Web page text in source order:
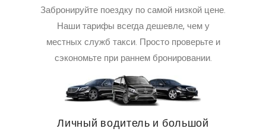
Забронируйте поездку по самой низкой цене.
Наши тарифы всегда дешевле, чем у
местных служб такси. Просто проверьте и
сэкономьте при раннем бронировании.
Личный водитель и большой